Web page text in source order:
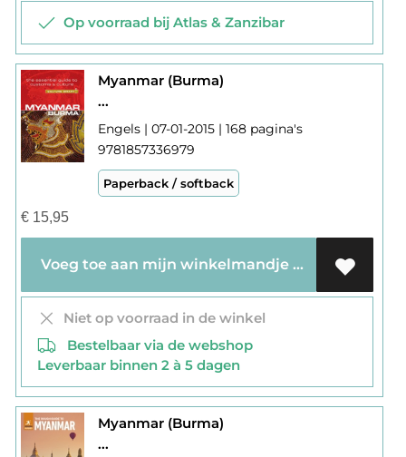
Op voorraad bij Atlas & Zanzibar
Myanmar (Burma)
...
Engels | 07-01-2015 | 168 pagina's
9781857336979
Paperback / softback
€15,95
Voeg toe aan mijn winkelmandje
Niet op voorraad in de winkel
Bestelbaar via de webshop
Leverbaar binnen 2 à 5 dagen
Myanmar (Burma)
...